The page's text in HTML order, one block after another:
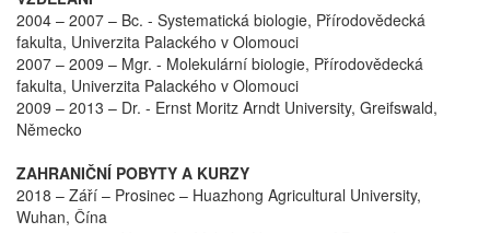
2004 – 2007 – Bc. - Systematická biologie, Přírodovědecká
fakulta, Univerzita Palackého v Olomouci
2007 – 2009 – Mgr. - Molekulární biologie, Přírodovědecká
fakulta, Univerzita Palackého v Olomouci
2009 – 2013 – Dr. - Ernst Moritz Arndt University, Greifswald,
Německo
ZAHRANIČNÍ POBYTY A KURZY
2018 – Září – Prosinec – Huazhong Agricultural University,
Wuhan, Čína